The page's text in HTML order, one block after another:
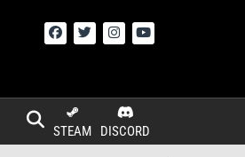
DISCORD
STEAM